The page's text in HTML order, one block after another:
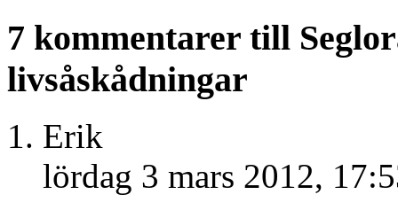
7 kommentarer till
livsåskådningar
Erik
lördag 3 mars 2012,